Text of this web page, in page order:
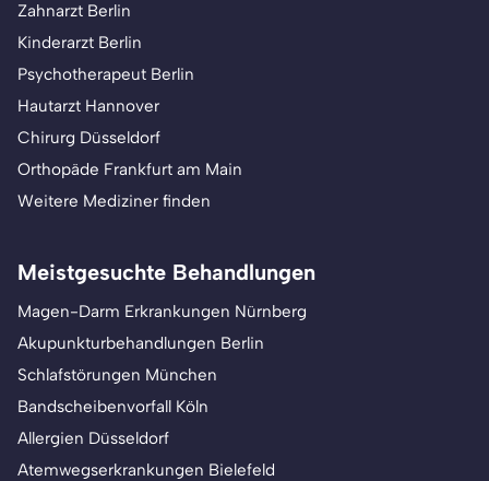
Zahnarzt Berlin
Kinderarzt Berlin
Psychotherapeut Berlin
Hautarzt Hannover
Chirurg Düsseldorf
Orthopäde Frankfurt am Main
Weitere Mediziner finden
Meistgesuchte Behandlungen
Magen-Darm Erkrankungen Nürnberg
Akupunkturbehandlungen Berlin
Schlafstörungen München
Bandscheibenvorfall Köln
Allergien Düsseldorf
Atemwegserkrankungen Bielefeld